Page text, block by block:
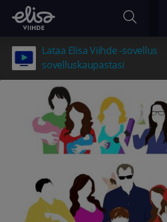
Lataa Elisa Viihde -sovellus
sovelluskaupastasi